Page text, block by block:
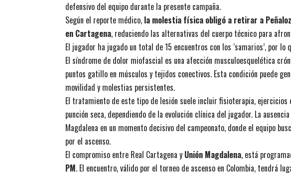
defensivo del equipo durante la presente campaña.
Según el reporte médico, la molestia física obligó a retirar a
en Cartagena, reduciendo las alternativas del cuerpo técnico para
El jugador ha jugado un total de 15 encuentros con los ‘samarios’, por
El síndrome de dolor miofascial es una afección musculoesquelética
puntos gatillo en músculos y tejidos conectivos. Esta condición puede
movilidad y molestias persistentes.
El tratamiento de este tipo de lesión suele incluir fisioterapia, ejercicios
punción seca, dependiendo de la evolución clínica del jugador. La
Magdalena en un momento decisivo del campeonato, donde el equipo
por el ascenso.
El compromiso entre Real Cartagena y Unión Magdalena, está
PM. El encuentro, válido por el torneo de ascenso en Colombia, tendrá